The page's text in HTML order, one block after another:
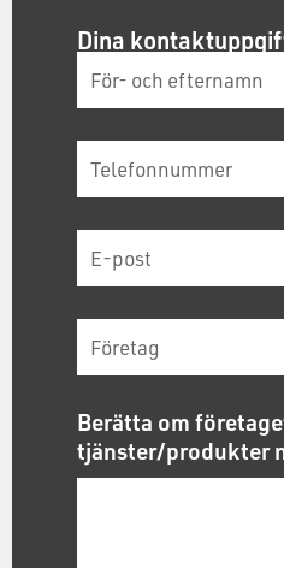
Dina
Berätta om
tjänster/produkter